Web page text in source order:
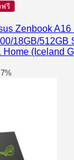
ฟรี
Zenbook A16
18GB/512GB
(Iceland